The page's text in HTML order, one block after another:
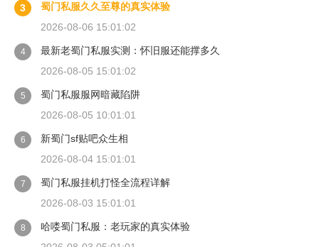
3
蜀门私服久久至尊的真实体验
2026-08-06 15:01:02
4
最新老蜀门私服实测：怀旧服还能撑多久
2026-08-05 15:01:02
5
蜀门私服服网暗藏陷阱
2026-08-05 10:01:01
6
新蜀门sf贴吧众生相
2026-08-04 15:01:01
7
蜀门私服挂机打怪全流程详解
2026-08-03 15:01:01
8
哈喽蜀门私服：老玩家的真实体验